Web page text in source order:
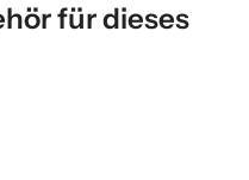
für dieses